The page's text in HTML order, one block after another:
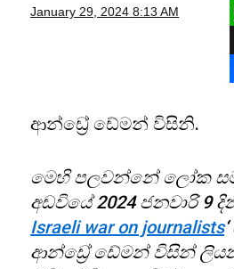
January 29, 2024 8:13 AM
ආන්ඩ්‍රේ ඩේමන් විසිනි.
මෙහි පලවන්නේ ලෝක
අඩවියේ 2024 ජනවාරි 9
Israeli war on journalists
ආන්ඩ්‍රේ ඩේමන් විසින්